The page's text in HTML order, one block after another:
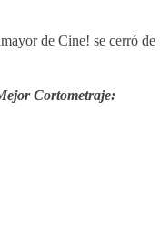
de Cine! se cerró de
Cortometraje: